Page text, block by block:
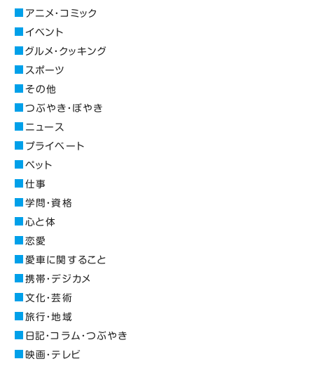
アニメ・コミック
イベント
グルメ・クッキング
スポーツ
その他
つぶやき・ぼやき
ニュース
プライベート
ペット
仕事
学問・資格
心と体
恋愛
愛車に関すること
携帯・デジカメ
文化・芸術
旅行・地域
日記・コラム・つぶやき
映画・テレビ